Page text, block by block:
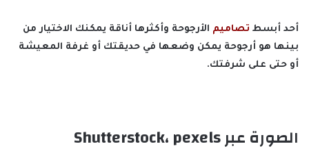
أحد أبسط تصاميم الأرجوحة وأكثرها أناقة يمكنك الاختيار من
بينها هو أرجوحة يمكن وضعها في حديقتك أو غرفة المعيشة
أو حتى على شرفتك.
الصورة عبر Shutterstock، pexels